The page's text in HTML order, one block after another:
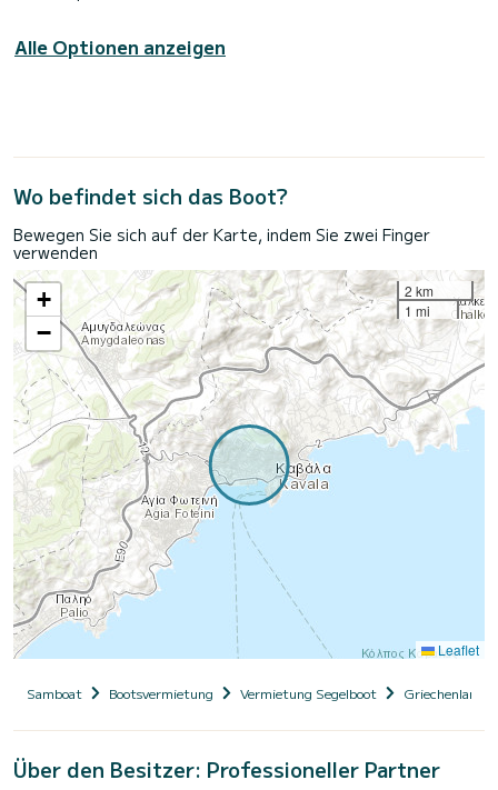
Alle Optionen anzeigen
Wo befindet sich das Boot?
Bewegen Sie sich auf der Karte, indem Sie zwei Finger
verwenden
+
−
2 km
1 mi
Leaflet
Samboat Bootsvermietung Vermietung Segelboot Griechenland
Über den Besitzer: Professioneller Partner